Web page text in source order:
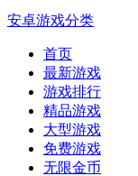
安卓游戏分类
首页
最新游戏
游戏排行
精品游戏
大型游戏
免费游戏
无限金币